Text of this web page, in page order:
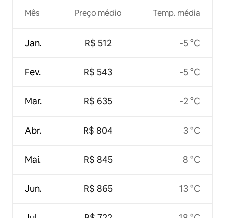
Mês
Jan.
Fev.
Mar.
Abr.
Mai.
Jun.
Preço médio
R$ 512
R$ 543
R$ 635
R$ 804
R$ 845
R$ 865
Temp. média
-5 °C
-5 °C
-2 °C
3 °C
8 °C
13 °C